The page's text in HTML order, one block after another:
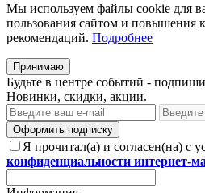
Мы используем файлы cookie для
пользования сайтом и повышения
рекомендаций. Подробнее
Принимаю
Будьте в центре событий -
Новинки, скидки, акции.
Оформить подписку
Я прочитал(а) и согласен(на) с
конфиденциальности интернет-